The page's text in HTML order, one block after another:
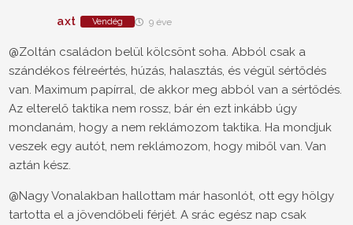
axt Vendég 9 éve
@Zoltán családon belül kölcsönt soha. Abból csak a
szándékos félreértés, húzás, halasztás, és végül sértődés
van. Maximum papírral, de akkor meg abból van a sértődés.
Az elterelő taktika nem rossz, bár én ezt inkább úgy
mondanám, hogy a nem reklámozom taktika. Ha mondjuk
veszek egy autót, nem reklámozom, hogy miből van. Van
aztán kész.
@Nagy Vonalakban hallottam már hasonlót, ott egy hölgy
tartotta el a jövendőbeli férjét. A srác egész nap csak